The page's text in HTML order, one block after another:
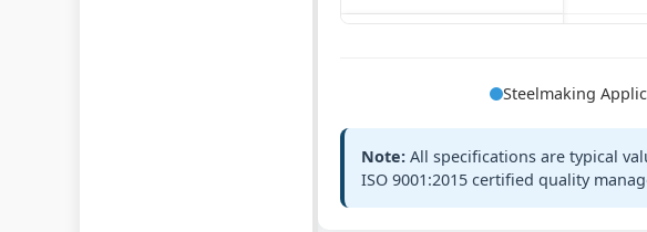
Spheroidizing
Sheath:
Steelmaking
Note: All specifications are typical
ISO 9001:2015 certified quality